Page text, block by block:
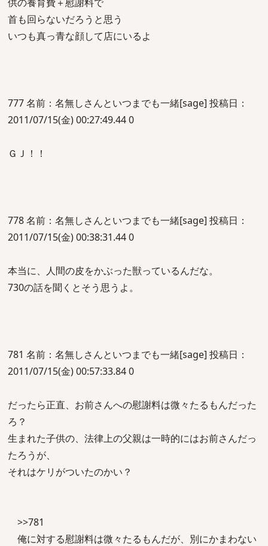
首も回らないだろうと思う
いつも真っ青な顔して店にいるよ
777 名前：名無しさんといつまでも一緒[sage] 投稿日：
2011/07/15(金) 00:27:49.44 0
ＧＪ！！
778 名前：名無しさんといつまでも一緒[sage] 投稿日：
2011/07/15(金) 00:38:31.44 0
本当に、人間の皮をかぶった獣っているんだな。
730の話を聞くとそう思うよ。
781 名前：名無しさんといつまでも一緒[sage] 投稿日：
2011/07/15(金) 00:57:33.84 0
だったら正直、お前さんへの慰謝料は微々たるもんだった
ろ？
生まれた子供の、法律上の父親は一時的にはお前さんだっ
たろうが、
それはケリがついたのかい？
>>781
俺に対する慰謝料は微々たるもんだが、別にかまわない